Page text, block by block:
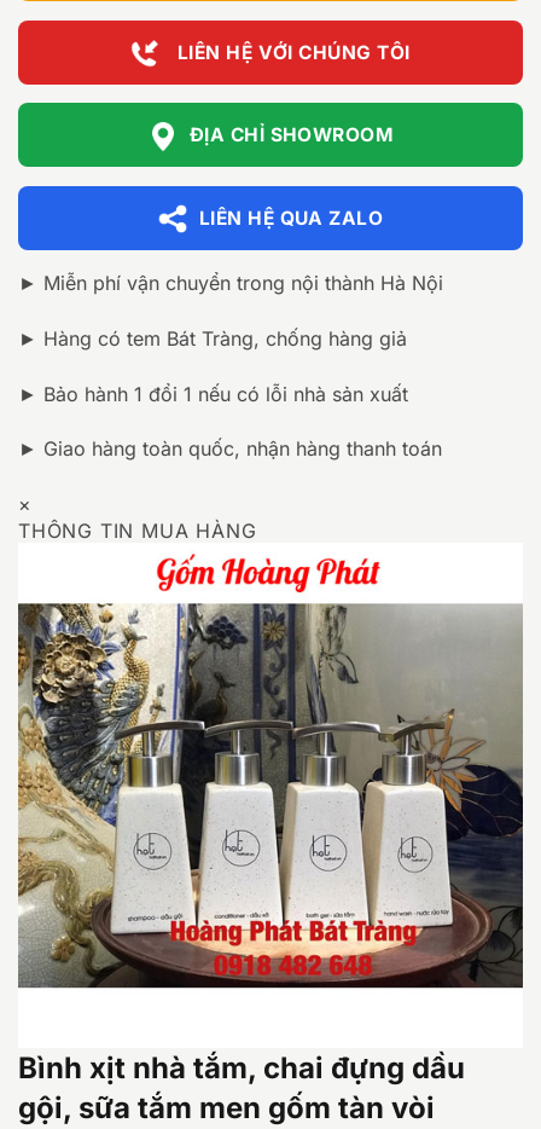
LIÊN HỆ VỚI CHÚNG TÔI
ĐỊA CHỈ SHOWROOM
LIÊN HỆ QUA ZALO
► Miễn phí vận chuyển trong nội thành Hà Nội
► Hàng có tem Bát Tràng, chống hàng giả
► Bảo hành 1 đổi 1 nếu có lỗi nhà sản xuất
► Giao hàng toàn quốc, nhận hàng thanh toán
×
THÔNG TIN MUA HÀNG
Bình xịt nhà tắm, chai đựng dầu
gội, sữa tắm men gốm tàn vòi